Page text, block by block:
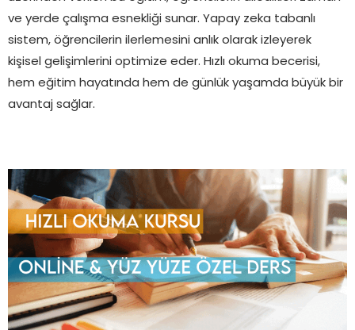
ve yerde çalışma esnekliği sunar. Yapay zeka tabanlı
sistem, öğrencilerin ilerlemesini anlık olarak izleyerek
kişisel gelişimlerini optimize eder. Hızlı okuma becerisi,
hem eğitim hayatında hem de günlük yaşamda büyük bir
avantaj sağlar.